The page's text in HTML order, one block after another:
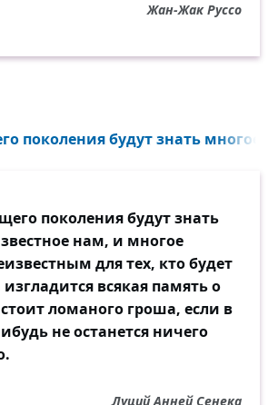
Жан-Жак Руссо
поколения будут знать многое,
поколения будут знать
нам, и многое
для тех, кто будет
всякая память о
ломаного гроша, если в
не останется ничего
Луций Анней Сенека